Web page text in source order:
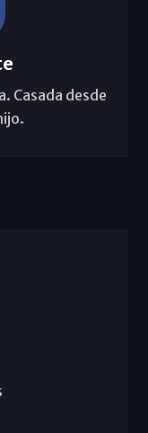
Casada desde